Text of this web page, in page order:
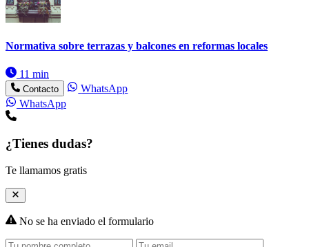
Normativa sobre terrazas y balcones en reformas locales
11 min
Contacto
WhatsApp
WhatsApp
¿Tienes dudas?
Te llamamos gratis
No se ha enviado el formulario